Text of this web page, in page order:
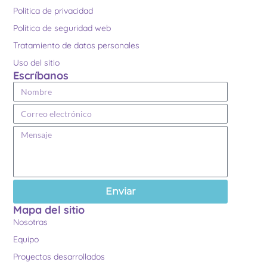
Política de privacidad
Política de seguridad web
Tratamiento de datos personales
Uso del sitio
Escríbanos
Enviar
Mapa del sitio
Nosotras
Equipo
Proyectos desarrollados